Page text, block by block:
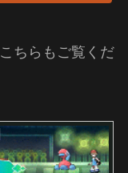
こちらもご覧くだ